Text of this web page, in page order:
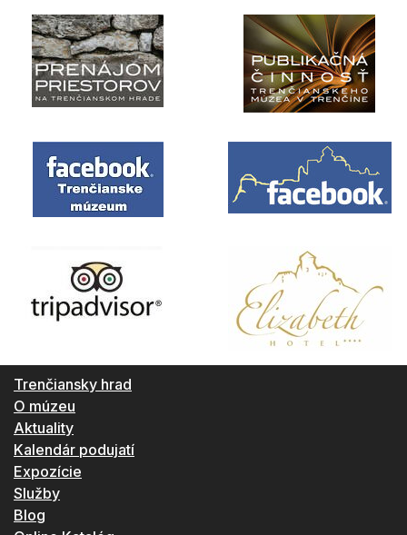
Trenčiansky hrad
O múzeu
Aktuality
Kalendár podujatí
Expozície
Služby
Blog